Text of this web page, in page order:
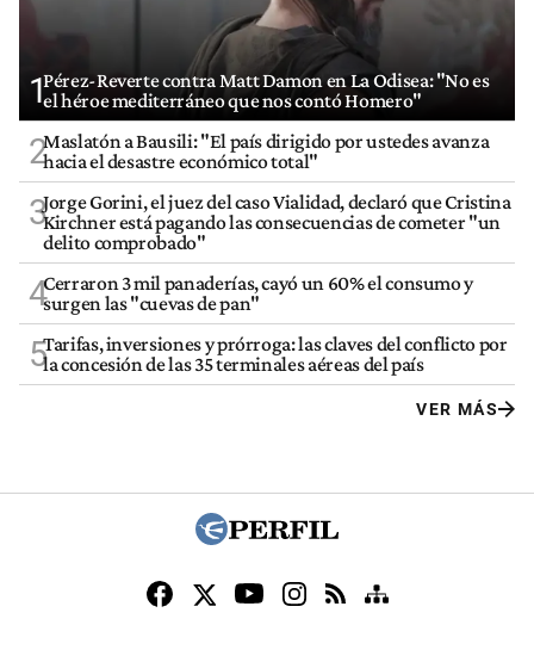
1Pérez-Reverte contra Matt Damon en La Odisea: "No es
el héroe mediterráneo que nos contó Homero"
2Maslatón a Bausili: "El país dirigido por ustedes avanza
hacia el desastre económico total"
3Jorge Gorini, el juez del caso Vialidad, declaró que Cristina
Kirchner está pagando las consecuencias de cometer "un
delito comprobado"
4Cerraron 3 mil panaderías, cayó un 60% el consumo y
surgen las "cuevas de pan"
5Tarifas, inversiones y prórroga: las claves del conflicto por
la concesión de las 35 terminales aéreas del país
VER MÁS